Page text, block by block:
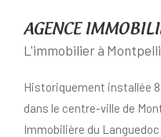
AGENCE
L'immobilier à
Historiquement installée
dans le centre-ville de
Immobilière du